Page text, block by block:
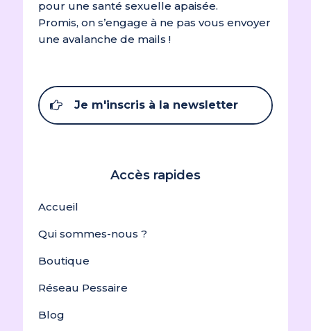
pour une santé sexuelle apaisée.
Promis, on s’engage à ne pas vous envoyer
une avalanche de mails !
Je m'inscris à la newsletter
Accès rapides
Accueil
Qui sommes-nous ?
Boutique
Réseau Pessaire
Blog